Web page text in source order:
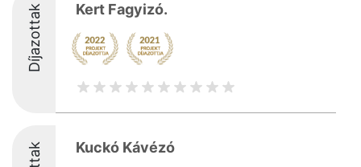
Díjazottak Kert Fagyizó.
Kuckó Kávézó